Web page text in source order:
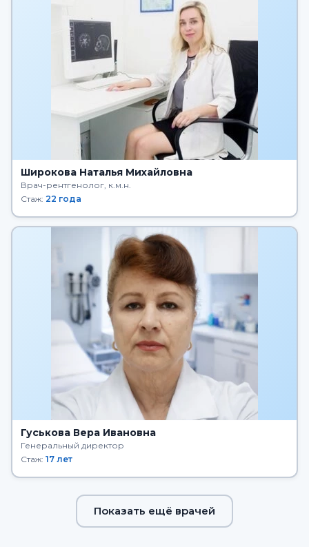
Широкова Наталья Михайловна
Врач-рентгенолог, к.м.н.
Стаж: 22 года
Гуськова Вера Ивановна
Генеральный директор
Стаж: 17 лет
Показать ещё врачей